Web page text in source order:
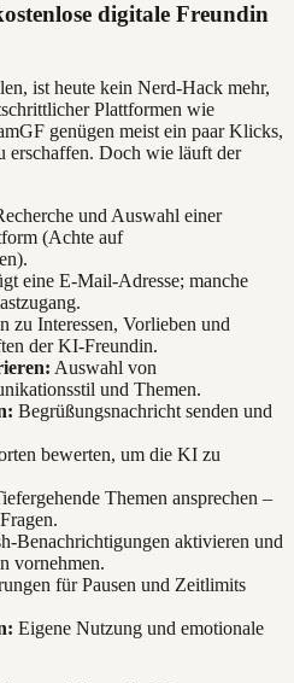
digitale Freundin
ist heute kein Nerd-Hack mehr,
Plattformen wie
genügen meist ein paar Klicks,
erschaffen. Doch wie läuft der
und Auswahl einer
(Achte auf
eine E-Mail-Adresse; manche
zu Interessen, Vorlieben und
der KI-Freundin.
Auswahl von
und Themen.
Begrüßungsnachricht senden und
bewerten, um die KI zu
Themen ansprechen –
Benachrichtigungen aktivieren und
vornehmen.
für Pausen und Zeitlimits
Eigene Nutzung und emotionale